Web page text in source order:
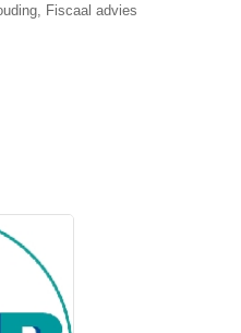
Fiscaal advies